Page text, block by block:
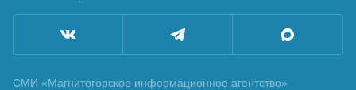
СМИ «Магнитогорское информационное агентство»